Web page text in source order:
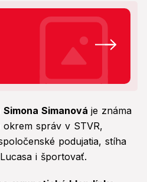
Simona Simanová je známa
správ v STVR,
podujatia, stíha
i športovať.